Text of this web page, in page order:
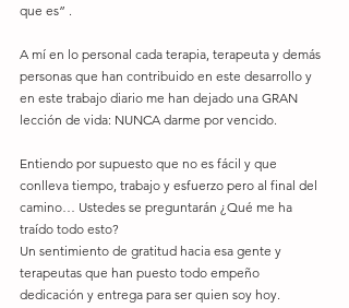
que es” .
A mí en lo personal cada terapia, terapeuta y demás
personas que han contribuido en este desarrollo y
en este trabajo diario me han dejado una GRAN
lección de vida: NUNCA darme por vencido.
Entiendo por supuesto que no es fácil y que
conlleva tiempo, trabajo y esfuerzo pero al final del
camino… Ustedes se preguntarán ¿Qué me ha
traído todo esto?
Un sentimiento de gratitud hacia esa gente y
terapeutas que han puesto todo empeño
dedicación y entrega para ser quien soy hoy.